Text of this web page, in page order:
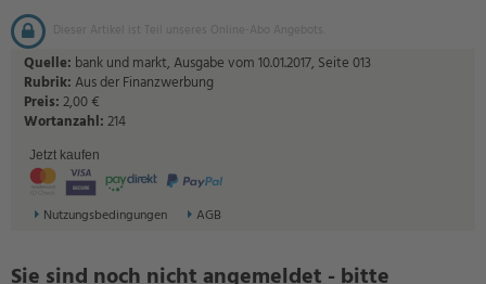
Dieser Artikel ist Teil unseres Online-Abo Angebots.
Quelle: bank und markt, Ausgabe vom 10.01.2017, Seite 013
Rubrik:Aus der Finanzwerbung
Preis:2,00 €
Wortanzahl:214
Jetzt kaufen
Nutzungsbedingungen AGB